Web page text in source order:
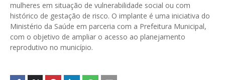
mulheres em situação de vulnerabilidade social ou com
histórico de gestação de risco. O implante é uma iniciativa do
Ministério da Saúde em parceria com a Prefeitura Municipal,
com o objetivo de ampliar o acesso ao planejamento
reprodutivo no município.